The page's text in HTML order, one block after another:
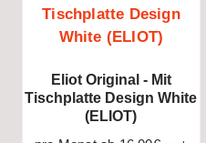
Eliot Original - Mit
Tischplatte Design White
(ELIOT)